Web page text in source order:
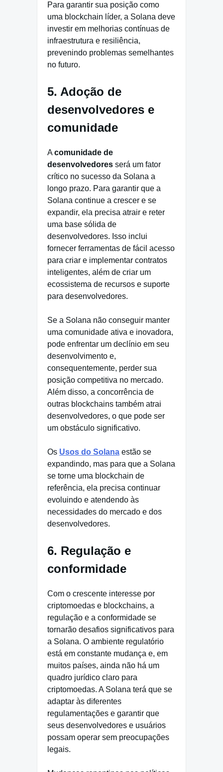
Para garantir sua posição como
uma blockchain líder, a Solana deve
investir em melhorias contínuas de
infraestrutura e resiliência,
prevenindo problemas semelhantes
no futuro.
5. Adoção de
desenvolvedores e
comunidade
Acomunidade de
desenvolvedores será um fator
crítico no sucesso da Solana a
longo prazo. Para garantir que a
Solana continue a crescer e se
expandir, ela precisa atrair e reter
uma base sólida de
desenvolvedores. Isso inclui
fornecer ferramentas de fácil acesso
para criar e implementar contratos
inteligentes, além de criar um
ecossistema de recursos e suporte
para desenvolvedores.
Se a Solana não conseguir manter
uma comunidade ativa e inovadora,
pode enfrentar um declínio em seu
desenvolvimento e,
consequentemente, perder sua
posição competitiva no mercado.
Além disso, a concorrência de
outras blockchains também atrai
desenvolvedores, o que pode ser
um obstáculo significativo.
Os Usos do Solana estão se
expandindo, mas para que a Solana
se torne uma blockchain de
referência, ela precisa continuar
evoluindo e atendendo às
necessidades do mercado e dos
desenvolvedores.
6. Regulação e
conformidade
Com o crescente interesse por
criptomoedas e blockchains, a
regulação e a conformidade se
tornarão desafios significativos para
a Solana. O ambiente regulatório
está em constante mudança e, em
muitos países, ainda não há um
quadro jurídico claro para
criptomoedas. A Solana terá que se
adaptar às diferentes
regulamentações e garantir que
seus desenvolvedores e usuários
possam operar sem preocupações
legais.